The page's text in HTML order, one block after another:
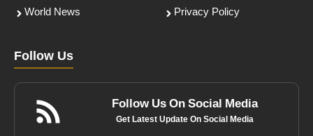
World News
Privacy Policy
Follow Us
Follow Us On Social Media
Get Latest Update On Social Media